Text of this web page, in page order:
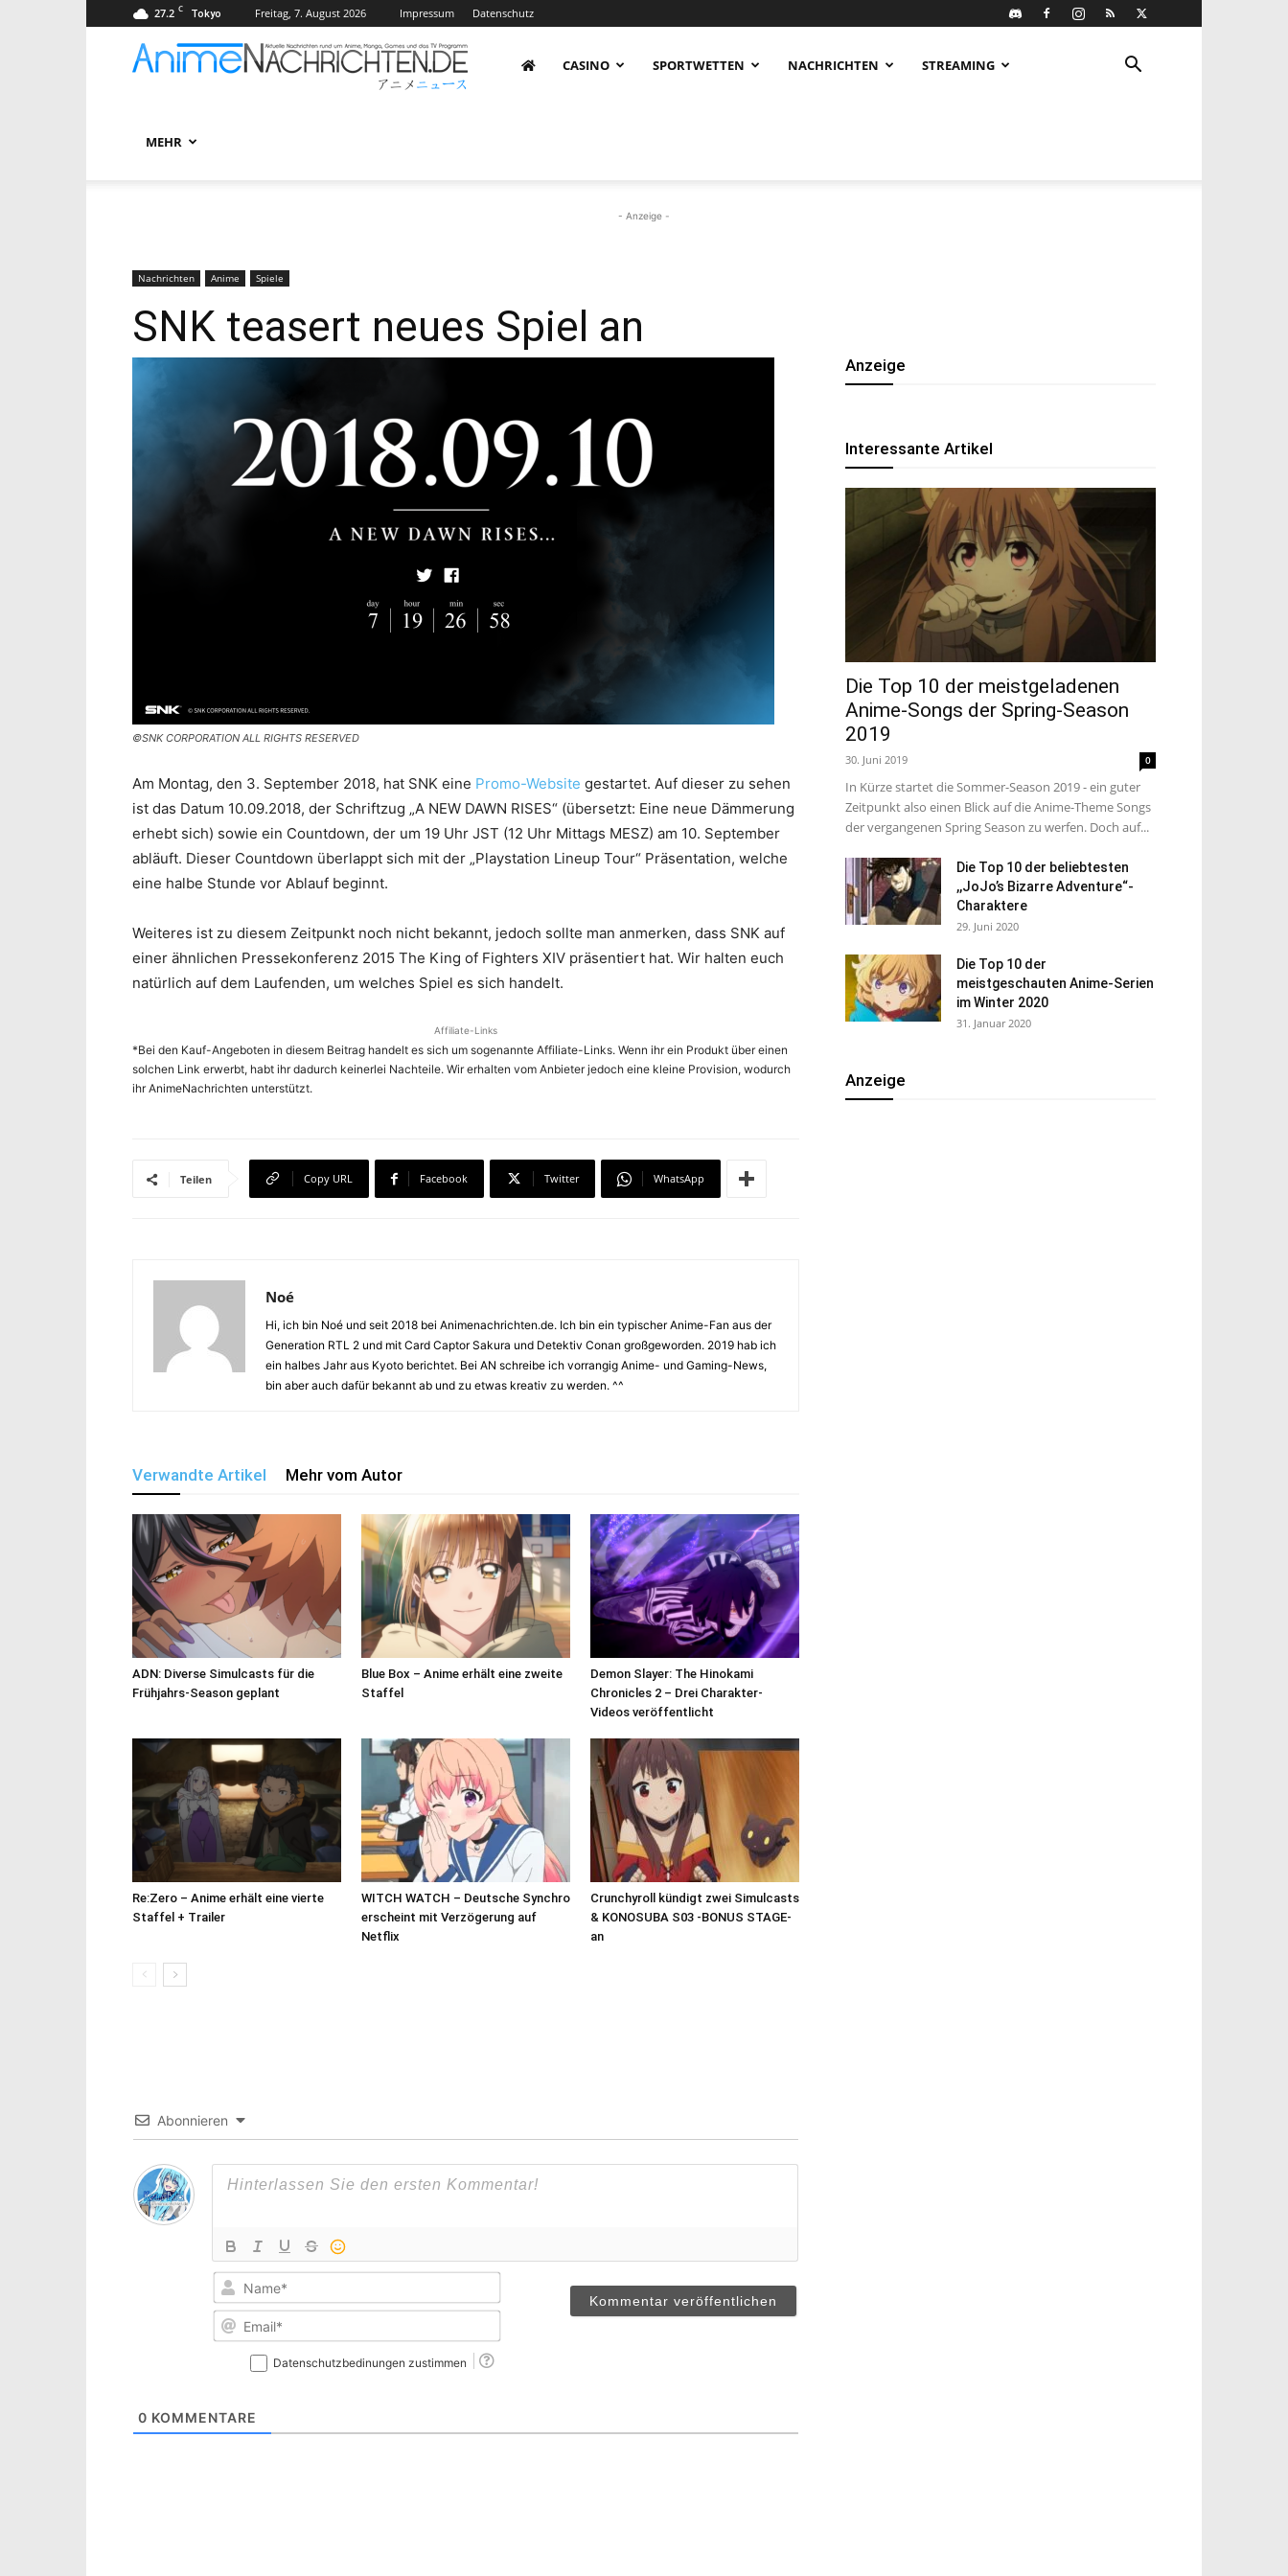
27.2 C Tokyo Freitag, 7. August 2026 Impressum Datenschutz
AnimeNachrichten
um
Anime,
Manga
CASINO SPORTWETTEN NACHRICHTEN STREAMING
MEHR
- Anzeige -
Nachrichten Anime Spiele
SNK teasert neues Spiel an
©SNK CORPORATION ALL RIGHTS RESERVED
Am Montag, den 3. September 2018, hat SNK eine Promo-Website gestartet. Auf dieser zu sehen
ist das Datum 10.09.2018, der Schriftzug „A NEW DAWN RISES“ (übersetzt: Eine neue Dämmerung
erhebt sich) sowie ein Countdown, der um 19 Uhr JST (12 Uhr Mittags MESZ) am 10. September
abläuft. Dieser Countdown überlappt sich mit der „Playstation Lineup Tour“ Präsentation, welche
eine halbe Stunde vor Ablauf beginnt.
Weiteres ist zu diesem Zeitpunkt noch nicht bekannt, jedoch sollte man anmerken, dass SNK auf
einer ähnlichen Pressekonferenz 2015 The King of Fighters XIV präsentiert hat. Wir halten euch
natürlich auf dem Laufenden, um welches Spiel es sich handelt.
Affiliate-Links
*Bei den Kauf-Angeboten in diesem Beitrag handelt es sich um sogenannte Affiliate-Links. Wenn ihr ein Produkt über einen
solchen Link erwerbt, habt ihr dadurch keinerlei Nachteile. Wir erhalten vom Anbieter jedoch eine kleine Provision, wodurch
ihr AnimeNachrichten unterstützt.
Teilen Copy URL Facebook Twitter WhatsApp
Noé
Hi, ich bin Noé und seit 2018 bei Animenachrichten.de. Ich bin ein typischer Anime-Fan aus der
Generation RTL 2 und mit Card Captor Sakura und Detektiv Conan großgeworden. 2019 hab ich
ein halbes Jahr aus Kyoto berichtet. Bei AN schreibe ich vorrangig Anime- und Gaming-News,
bin aber auch dafür bekannt ab und zu etwas kreativ zu werden. ^^
Verwandte Artikel Mehr vom Autor
ADN: Diverse Simulcasts für die
Frühjahrs-Season geplant
Blue Box – Anime erhält eine zweite
Staffel
Demon Slayer: The Hinokami
Chronicles 2 – Drei Charakter-
Videos veröffentlicht
Re:Zero – Anime erhält eine vierte
Staffel + Trailer
WITCH WATCH – Deutsche Synchro
erscheint mit Verzögerung auf
Netflix
Crunchyroll kündigt zwei Simulcasts
& KONOSUBA S03 -BONUS STAGE-
an
Abonnieren
Name*
Email*
Datenschutzbedinungen zustimmen
0 KOMMENTARE
Anzeige
Interessante Artikel
Die Top 10 der meistgeladenen
Anime-Songs der Spring-Season
2019
30. Juni 2019 0
In Kürze startet die Sommer-Season 2019 - ein guter
Zeitpunkt also einen Blick auf die Anime-Theme Songs
der vergangenen Spring Season zu werfen. Doch auf...
Die Top 10 der beliebtesten
,,JoJo’s Bizarre Adventure“-
Charaktere
29. Juni 2020
Die Top 10 der
meistgeschauten Anime-Serien
im Winter 2020
31. Januar 2020
Anzeige